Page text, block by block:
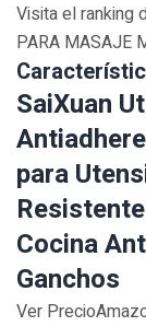
Visita el ranking
PARA MASAJE
SaiXuan
para
Cocina
Ganchos
Ver